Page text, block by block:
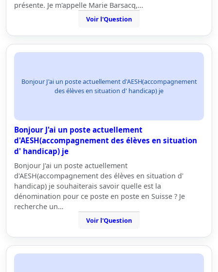
présente. Je m'appelle Marie Barsacq,…
Voir l'Question
Bonjour J'ai un poste actuellement d'AESH(accompagnement
des élèves en situation d' handicap) je
Bonjour J'ai un poste actuellement
d'AESH(accompagnement des élèves en situation
d' handicap) je
Bonjour J'ai un poste actuellement
d'AESH(accompagnement des élèves en situation d'
handicap) je souhaiterais savoir quelle est la
dénomination pour ce poste en poste en Suisse ? Je
recherche un…
Voir l'Question